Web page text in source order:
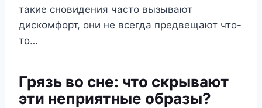
такие сновидения часто вызывают
дискомфорт, они не всегда предвещают что-
то…
Грязь во сне: что скрывают
эти неприятные образы?